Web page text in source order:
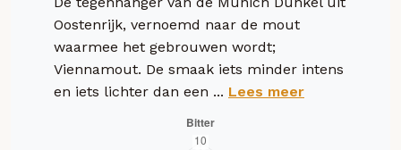
Oostenrijk, vernoemd naar de mout
waarmee het gebrouwen wordt;
Viennamout. De smaak iets minder intens
en iets lichter dan een ... Lees meer